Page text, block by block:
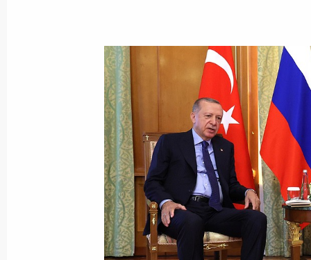
19 августа 2022 года, пятница
Встреча с Председателем
19 августа 2022 года, 20:00 Сочи
Встреча с Президентом
19 августа 2022 года, 18:35 Сочи
18 августа 2022 года, четверг